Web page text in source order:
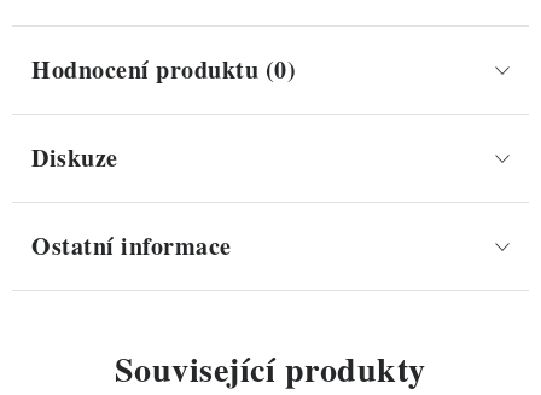
Hodnocení produktu (0)
Diskuze
Ostatní informace
Související produkty